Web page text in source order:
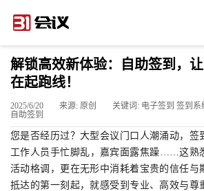
解锁高效新体验：自助签到，
在起跑线！
2025/6/20 来源: 原创
关键词: 电子签到 签到
自助签到
您是否经历过？大型会议门口人潮涌动，签
工作人员手忙脚乱，嘉宾面露焦躁……这熟
活动格调，更在无形中消耗着宝贵的信任与
抵达的第一刻起，就感受到专业、高效与尊